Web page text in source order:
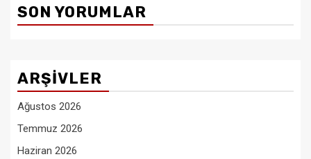
SON YORUMLAR
ARŞIVLER
Ağustos 2026
Temmuz 2026
Haziran 2026